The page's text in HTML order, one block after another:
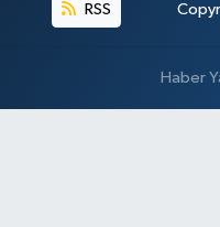
RSS
Haber